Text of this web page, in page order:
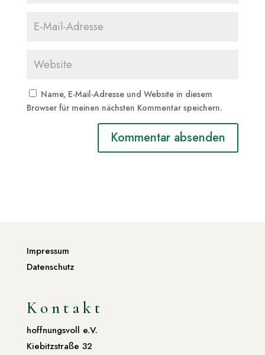
Name, E-Mail-Adresse und Website in diesem
Browser für meinen nächsten Kommentar speichern.
Impressum
Datenschutz
Kontakt
hoffnungsvoll e.V.
Kiebitzstraße 32